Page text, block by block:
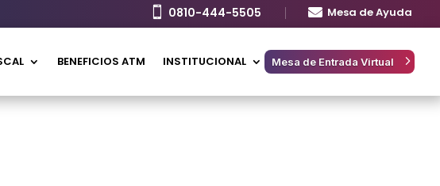
 0810-444-5505  Mesa de Ayuda
BENEFICIOS ATM INSTITUCIONAL Mesa de Entrada Virtual